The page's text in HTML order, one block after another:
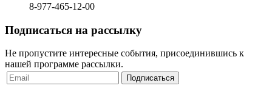
8-977-465-12-00
Подписаться на рассылку
Не пропустите интересные события, присоединившись к
нашей программе рассылки.